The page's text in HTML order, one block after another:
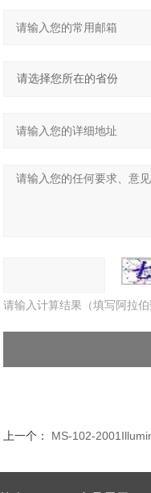
请输入计算结果（填写阿拉
上一个： MS-102-